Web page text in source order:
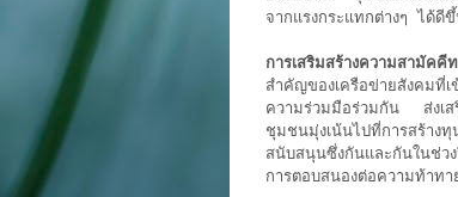
จากแรงกระแทกต่างๆ ได้ดี
การเสริมสร้างความสามัค
สำคัญของเครือข่ายสังคมที่
ความร่วมมือร่วมกัน ส่งเส
ชุมชนมุ่งเน้นไปที่การสร้าง
สนับสนุนซึ่งกันและกันในช่ว
การตอบสนองต่อความท้าท